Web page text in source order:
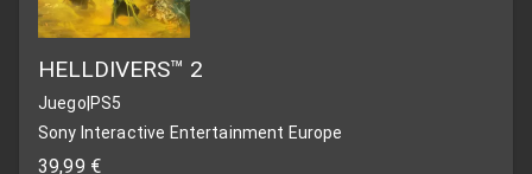
HELLDIVERS™ 2
Juego PS5
Sony Interactive Entertainment Europe
39,99 €